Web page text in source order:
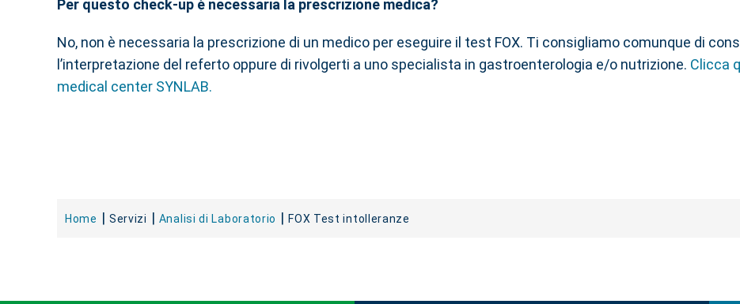
Per questo check-up è necessaria la prescrizione medica?
No, non è necessaria la prescrizione di un medico per eseguire il test FOX. Ti consigliamo comunque di
l’interpretazione del referto oppure di rivolgerti a uno specialista in gastroenterologia e/o nutrizione. Clicca
medical center SYNLAB.
Home Servizi Analisi di Laboratorio FOX Test intolleranze